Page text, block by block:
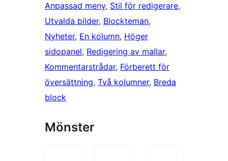
Anpassad meny, Stil för redigerare
Utvalda bilder, Blockteman
Nyheter, En kolumn, Höger
sidopanel, Redigering av mallar
Kommentarstrådar, Förberett för
översättning, Två kolumner, Breda
block
Mönster